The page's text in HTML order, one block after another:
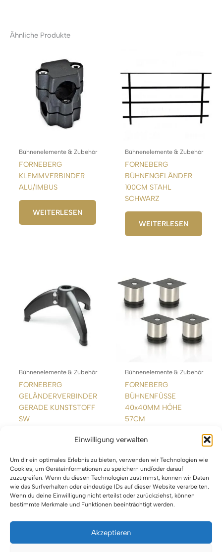
Einwilligung verwalten
Um dir ein optimales Erlebnis zu bieten, verwenden wir Technologien wie
Cookies, um Geräteinformationen zu speichern und/oder darauf
zuzugreifen. Wenn du diesen Technologien zustimmst, können wir Daten
wie das Surfverhalten oder eindeutige IDs auf dieser Website verarbeiten.
Wenn du deine Einwilligung nicht erteilst oder zurückziehst, können
bestimmte Merkmale und Funktionen beeinträchtigt werden.
Akzeptieren
Ähnliche Produkte
Bühnenelemente & Zubehör
FORNEBERG
KLEMMVERBINDER
ALU/IMBUS
WEITERLESEN
Bühnenelemente & Zubehör
FORNEBERG
BÜHNENGELÄNDER
100CM STAHL
SCHWARZ
WEITERLESEN
Bühnenelemente & Zubehör
FORNEBERG
GELÄNDERVERBINDER
GERADE KUNSTSTOFF
SW
WEITERLESEN
Bühnenelemente & Zubehör
FORNEBERG
BÜHNENFÜSSE
40x40MM HÖHE
57CM
WEITERLESEN
Impressum